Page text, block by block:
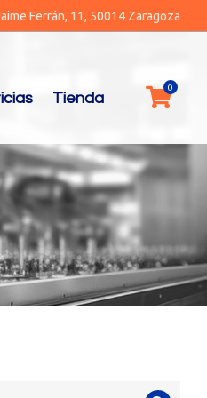
Ferrán, 11, 50014 Zaragoza
Tienda